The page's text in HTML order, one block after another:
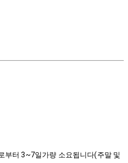
부터 3~7일가량 소요됩니다(주말 및